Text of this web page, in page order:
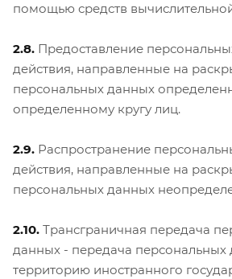
помощью средств
2.8. Предоставление
действия, направленные на
персональных данных
определенному кругу лиц.
2.9. Распространение
действия, направленные на
персональных данных
2.10. Трансграничная передача
данных - передача персональных
территорию иностранного